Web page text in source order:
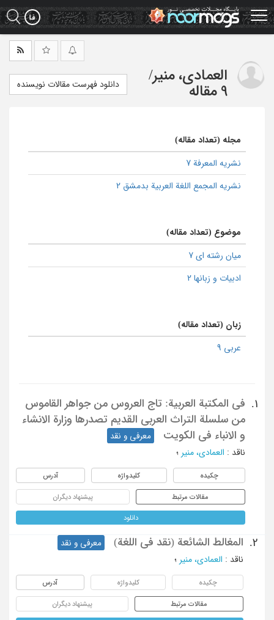
Skip
to
main
العمادی، منیر/
9 مقاله
دانلود فهرست مقالات نویسنده
مجله (تعداد مقاله)
نشریه المعرفة 7
نشریه المجمع اللغة العربیة بدمشق 2
موضوع (تعداد مقاله)
میان رشته ای 7
ادبیات و زبانها 2
زبان (تعداد مقاله)
عربی 9
1.
فی المکتبة العربیة: تاج العروس من جواهر القاموس
من سلسلة التراث العربی القدیم تصدرها وزارة الانشاء
و الانباء فی الکویت
معرفی و نقد
ناقد : العمادی، منیر ؛
چکیده کلیدواژه آدرس
مقالات مرتبط پیشنهاد دیگران
دانلود
2. المغالط الشائعة (نقد فی اللغة)
معرفی و نقد
ناقد : العمادی، منیر ؛
چکیده کلیدواژه آدرس
مقالات مرتبط پیشنهاد دیگران